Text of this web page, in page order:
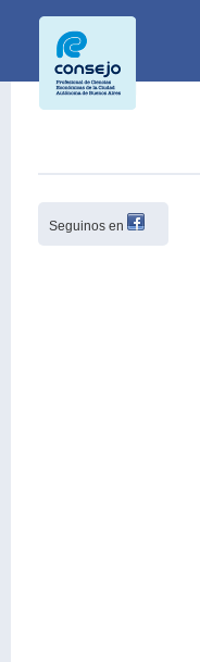
Seguinos en